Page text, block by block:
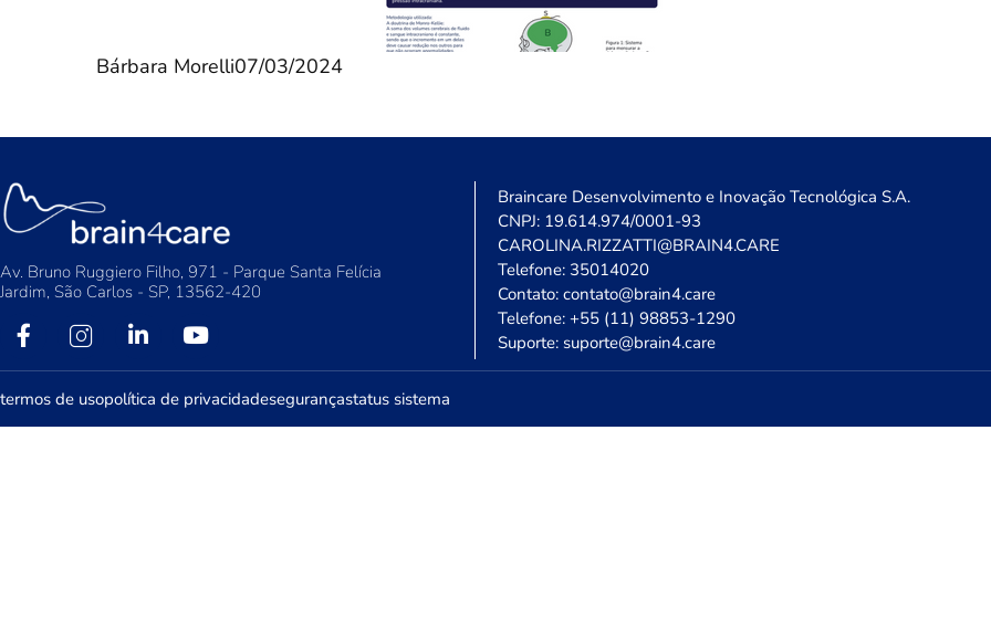
Bárbara Morelli07/03/2024
Av. Bruno Ruggiero Filho, 971 - Parque Santa Felícia
Jardim, São Carlos - SP, 13562-420
Braincare Desenvolvimento e Inovação Tecnológica S.A.
CNPJ: 19.614.974/0001-93
CAROLINA.RIZZATTI@BRAIN4.CARE
Telefone: 35014020
Contato: contato@brain4.care
Telefone: +55 (11) 98853-1290
Suporte: suporte@brain4.care
termos de usopolítica de privacidadesegurançastatus sistema